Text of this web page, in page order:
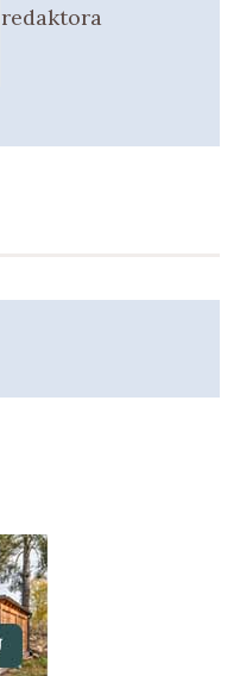
redaktora